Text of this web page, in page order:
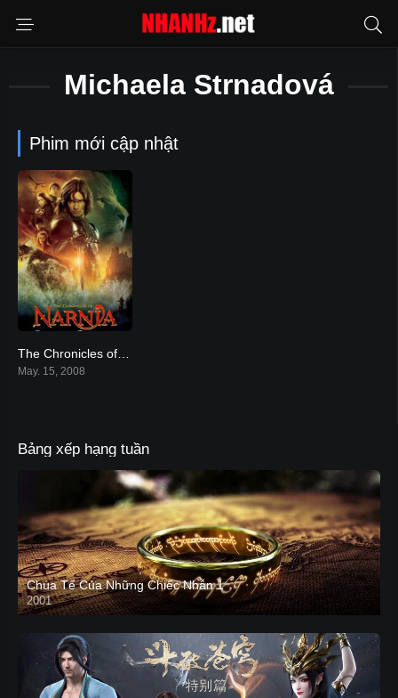
Michaela Strnadová
Phim mới cập nhật
6.5
May. 15, 2008
Bảng xếp hạng tuần
Chúa Tể Của Những Chiếc Nhẫn 1
2001